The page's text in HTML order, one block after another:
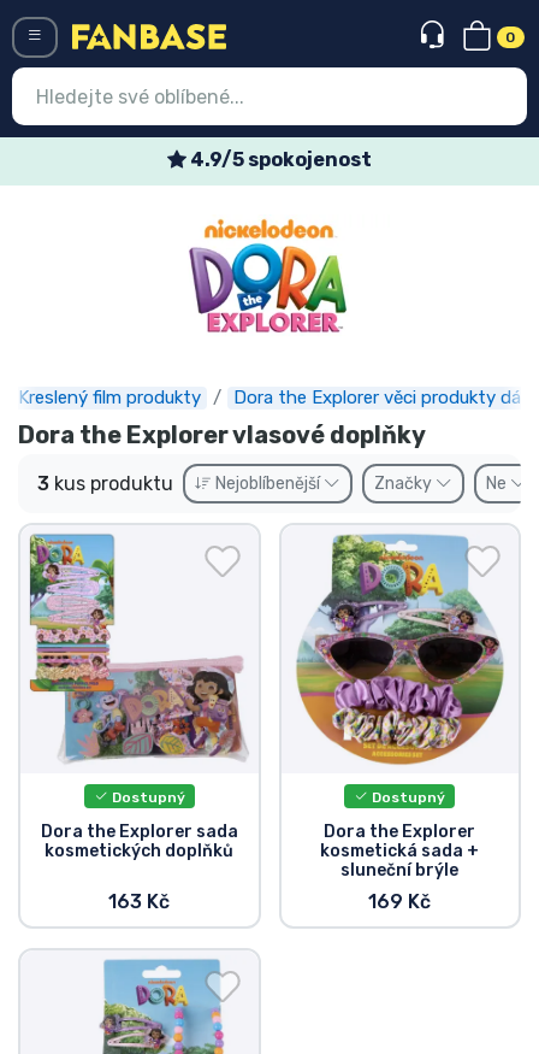
0
4.9/5 spokojenost
Kreslený film produkty Dora the Explorer věci produkty
Dora the Explorer vlasové doplňky
3 kus produktu Nejoblíbenější Značky Ne
Dostupný
Dora the Explorer sada
kosmetických doplňků
163 Kč
Dostupný
Dora the Explorer
kosmetická sada +
sluneční brýle
169 Kč
Nejnovější věci
Speciální nabídky
Expresní doručení
Předobjednat
Outlet produkty
Doprava a platba
Seriálové věci
Filmové věci
Úžasné věci
Anime věci
Hráčské věci
Sportovní věci
Hudební věci